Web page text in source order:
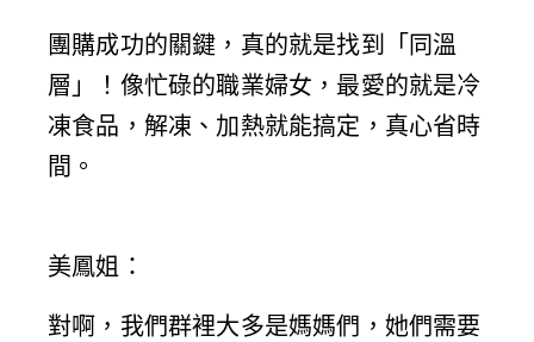
團購成功的關鍵，真的就是找到「同溫
層」！像忙碌的職業婦女，最愛的就是冷
凍食品，解凍、加熱就能搞定，真心省時
間。
美鳳姐 ：
對啊，我們群裡大多是媽媽們，她們需要